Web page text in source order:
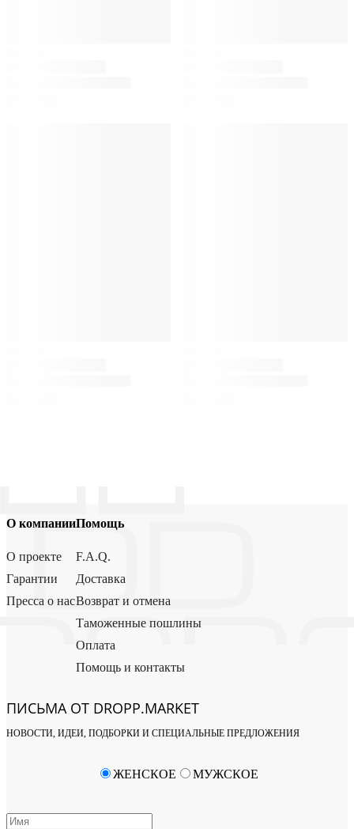
О компании
О проекте
Гарантии
Пресса о нас
Помощь
F.A.Q.
Доставка
Возврат и отмена
Таможенные пошлины
Оплата
Помощь и контакты
ПИСЬМА ОТ DROPP.MARKET
НОВОСТИ, ИДЕИ, ПОДБОРКИ И СПЕЦИАЛЬНЫЕ ПРЕДЛОЖЕНИЯ
ЖЕНСКОЕ МУЖСКОЕ